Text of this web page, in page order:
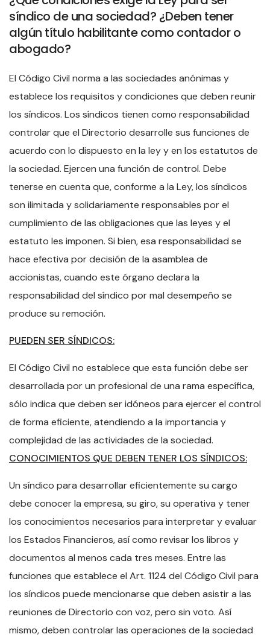
síndico de una sociedad? ¿Deben tener
algún título habilitante como contador o
abogado?
El Código Civil norma a las sociedades anónimas y
establece los requisitos y condiciones que deben reunir
los síndicos. Los síndicos tienen como responsabilidad
controlar que el Directorio desarrolle sus funciones de
acuerdo con lo dispuesto en la ley y en los estatutos de
la sociedad. Ejercen una función de control. Debe
tenerse en cuenta que, conforme a la Ley, los síndicos
son ilimitada y solidariamente responsables por el
cumplimiento de las obligaciones que las leyes y el
estatuto les imponen. Si bien, esa responsabilidad se
hace efectiva por decisión de la asamblea de
accionistas, cuando este órgano declara la
responsabilidad del síndico por mal desempeño se
produce su remoción.
PUEDEN SER SÍNDICOS:
El Código Civil no establece que esta función debe ser
desarrollada por un profesional de una rama específica,
sólo indica que deben ser idóneos para ejercer el control
de forma eficiente, atendiendo a la importancia y
complejidad de las actividades de la sociedad.
CONOCIMIENTOS QUE DEBEN TENER LOS SÍNDICOS:
Un síndico para desarrollar eficientemente su cargo
debe conocer la empresa, su giro, su operativa y tener
los conocimientos necesarios para interpretar y evaluar
los Estados Financieros, así como revisar los libros y
documentos al menos cada tres meses. Entre las
funciones que establece el Art. 1124 del Código Civil para
los síndicos puede mencionarse que deben asistir a las
reuniones de Directorio con voz, pero sin voto. Así
mismo, deben controlar las operaciones de la sociedad